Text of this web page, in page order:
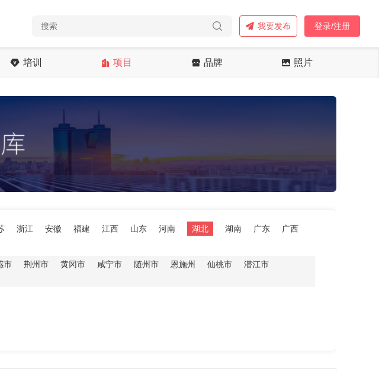
我要发布 登录/注册
培训 项目 品牌 照片
浙江 安徽 福建 江西 山东 河南 湖北 湖南 广东
广西
市 荆州市 黄冈市 咸宁市 随州市 恩施州 仙桃市
潜江市